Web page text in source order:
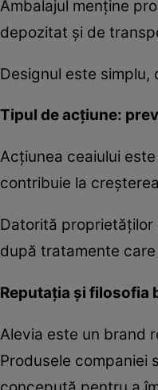
Ambalajul menține
depozitat și de
Designul este
Tipul de acțiune:
Acțiunea ceaiului
contribuie la
Datorită proprietăților
după tratamente
Reputația și filosofia
Alevia este un brand
Produsele companiei